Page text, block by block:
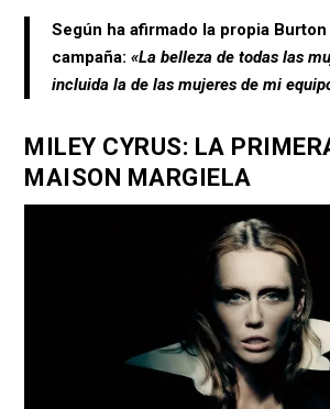
Según ha afirmado la propia
campaña:«La belleza de todas las
incluida la de las mujeres de mi
MILEY CYRUS: LA
MAISON MARGIELA